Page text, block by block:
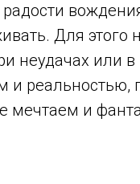
радости
Для этого
неудачах
и реальностью,
мечтаем и